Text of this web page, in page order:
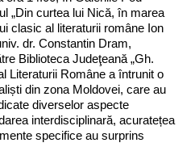
„Din curtea lui Nică, în marea
clasic al literaturii române Ion
dr. Constantin Dram,
Biblioteca Judeţeană „Gh.
Literaturii Române a întrunit o
din zona Moldovei, care au
diverselor aspecte
interdisciplinară, acuratețea
specifice au surprins